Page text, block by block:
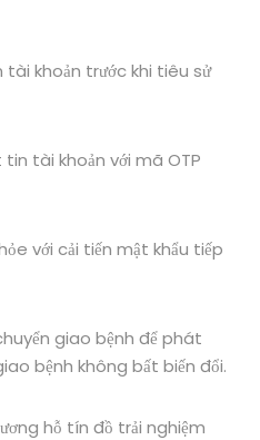
khoản trước khi tiêu sử
tài khoản với mã OTP
với cải tiến mật khẩu tiếp
giao bệnh để phát
bệnh không bất biến đổi.
hỗ tín đồ trải nghiệm